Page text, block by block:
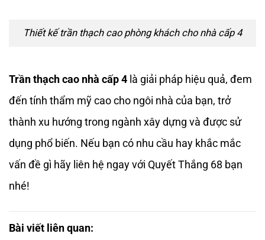
Thiết kế trần thạch cao phòng khách cho nhà cấp 4
Trần thạch cao nhà cấp 4 là giải pháp hiệu quả, đem
đến tính thẩm mỹ cao cho ngôi nhà của bạn, trở
thành xu hướng trong ngành xây dựng và được sử
dụng phổ biến. Nếu bạn có nhu cầu hay khắc mắc
vấn đề gì hãy liên hệ ngay với Quyết Thắng 68 bạn
nhé!
Bài viết liên quan: